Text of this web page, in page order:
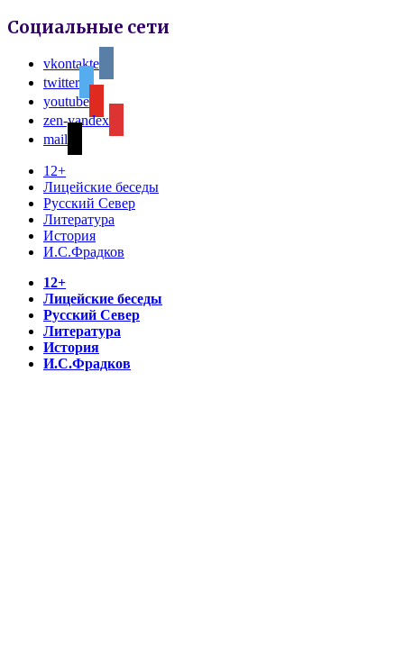
Социальные сети
vkontakte
twitter
youtube
zen-yandex
mail
12+
Лицейские беседы
Русский Север
Литература
История
И.С.Фрадков
12+
Лицейские беседы
Русский Север
Литература
История
И.С.Фрадков